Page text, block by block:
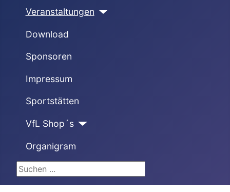
Veranstaltungen
Download
Sponsoren
Impressum
Sportstätten
VfL Shop´s
Organigram
Suchen ...